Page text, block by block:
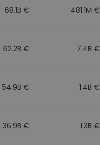
68.1B € 481.1M €
62.2B € 7.4B €
54.9B € 1.4B €
36.9B € 1.3B €